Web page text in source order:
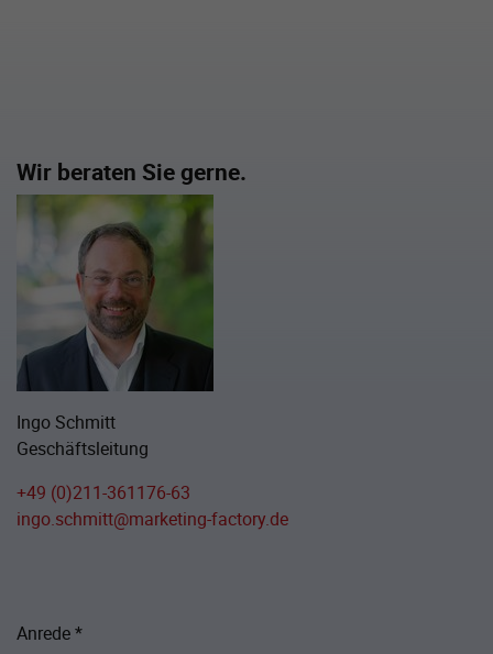
Wir beraten Sie gerne.
Ingo Schmitt
Geschäftsleitung
+49 (0)211-361176-63
ingo.schmitt@marketing-factory.de
Anrede*